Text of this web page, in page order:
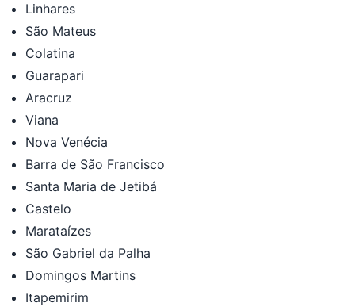
Linhares
São Mateus
Colatina
Guarapari
Aracruz
Viana
Nova Venécia
Barra de São Francisco
Santa Maria de Jetibá
Castelo
Marataízes
São Gabriel da Palha
Domingos Martins
Itapemirim